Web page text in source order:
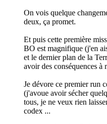
On vois quelque
deux, ça promet.
Et puis cette première
BO est magnifique (j'en
et le dernier plan de la
avoir des conséquences à
Je dévore ce premier run
(j'avoue avoir sécher
tous, je ne veux rien
codex ...